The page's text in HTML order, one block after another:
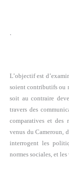
.
L’objectif est
soient contributifs ou
soit au contraire
travers des
comparatives et des
venus du Cameroun,
interrogent les
normes sociales, et